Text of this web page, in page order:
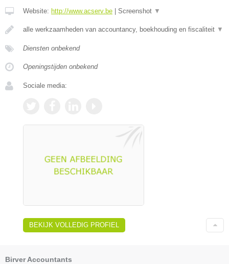
Website: http://www.acserv.be Screenshot ▼
alle werkzaamheden van accountancy, boekhouding en fiscaliteit ▼
Diensten onbekend
Openingstijden onbekend
Sociale media:
BEKIJK VOLLEDIG PROFIEL
Birver Accountants